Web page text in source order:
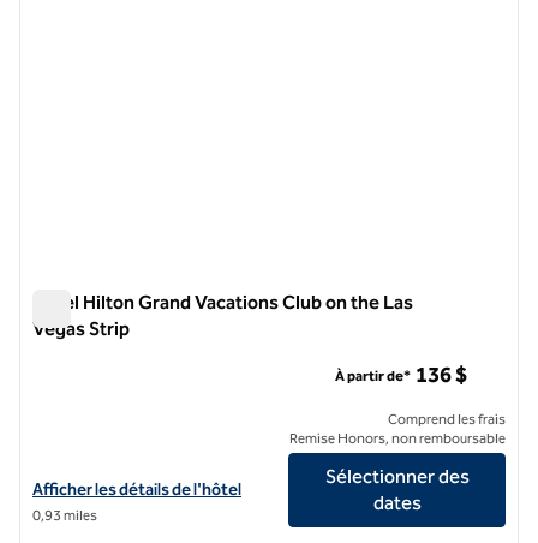
Hôtel Hilton Grand Vacations Club on the Las
Vegas Strip
Afficher les détails de l'hôtel Hilton Grand Vacations Club sur le Strip
Afficher les détails de l'hôtel
0,93 miles
À partir de* 136 $
Comprend les frais
Remise Honors, non remboursable
Sélectionner des
dates